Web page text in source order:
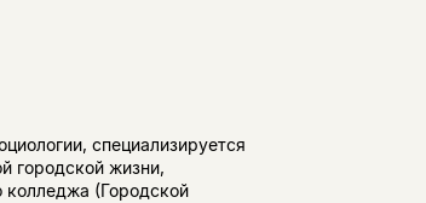
специализируется
городской жизни,
колледжа (Городской